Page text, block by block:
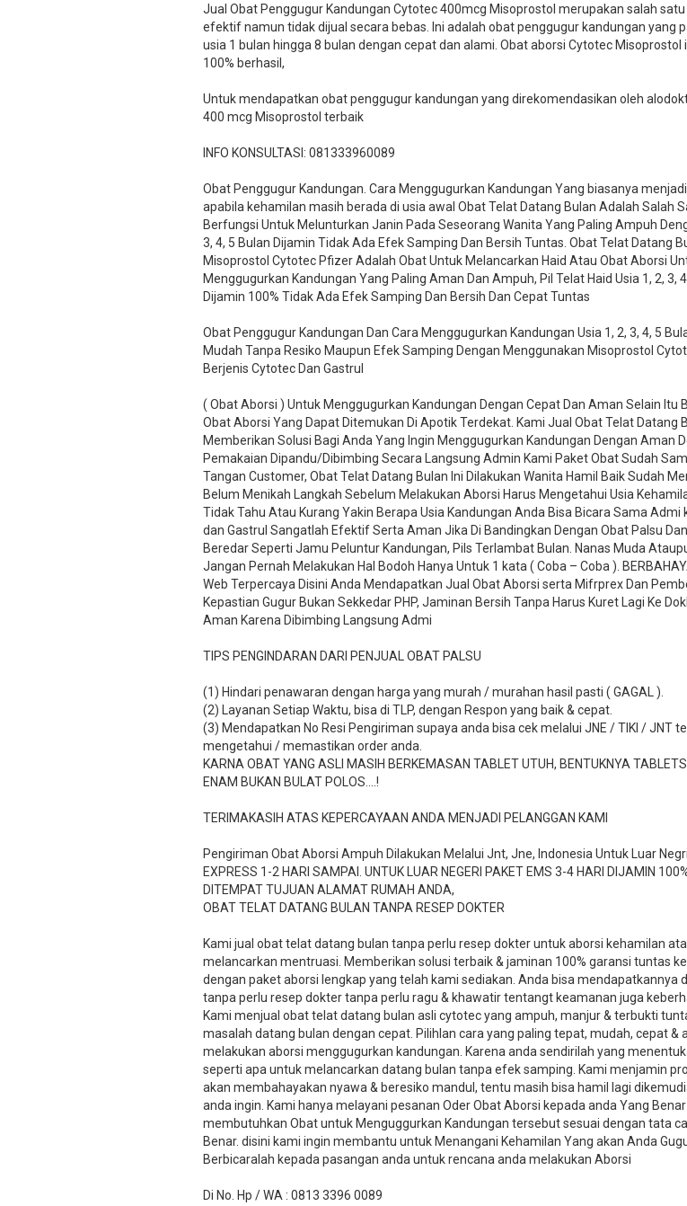
Jual Obat Penggugur Kandungan Cytotec 400mcg Misoprostol merupakan salah
efektif namun tidak dijual secara bebas. Ini adalah obat penggugur kandungan yang
usia 1 bulan hingga 8 bulan dengan cepat dan alami. Obat aborsi Cytotec Misoprostol
100% berhasil,
Untuk mendapatkan obat penggugur kandungan yang direkomendasikan oleh
400 mcg Misoprostol terbaik
INFO KONSULTASI: 081333960089
​Obat Penggugur Kandungan. Cara Menggugurkan Kandungan Yang biasanya
apabila kehamilan masih berada di usia awal Obat Telat Datang Bulan Adalah Salah
Berfungsi Untuk Melunturkan Janin Pada Seseorang Wanita Yang Paling Ampuh
3, 4, 5 Bulan Dijamin Tidak Ada Efek Samping Dan Bersih Tuntas. Obat Telat Datang
Misoprostol Cytotec Pfizer Adalah Obat Untuk Melancarkan Haid Atau Obat Aborsi
Menggugurkan Kandungan Yang Paling Aman Dan Ampuh, Pil Telat Haid Usia 1, 2, 3,
Dijamin 100% Tidak Ada Efek Samping Dan Bersih Dan Cepat Tuntas
Obat Penggugur Kandungan Dan Cara Menggugurkan Kandungan Usia 1, 2, 3, 4, 5
Mudah Tanpa Resiko Maupun Efek Samping Dengan Menggunakan Misoprostol
Berjenis Cytotec Dan Gastrul
( Obat Aborsi ) Untuk Menggugurkan Kandungan Dengan Cepat Dan Aman Selain Itu
Obat Aborsi Yang Dapat Ditemukan Di Apotik Terdekat. Kami Jual Obat Telat Datang
Memberikan Solusi Bagi Anda Yang Ingin Menggugurkan Kandungan Dengan Aman
Pemakaian Dipandu/Dibimbing Secara Langsung Admin Kami Paket Obat Sudah
Tangan Customer, Obat Telat Datang Bulan Ini Dilakukan Wanita Hamil Baik Sudah
Belum Menikah Langkah Sebelum Melakukan Aborsi Harus Mengetahui Usia
Tidak Tahu Atau Kurang Yakin Berapa Usia Kandungan Anda Bisa Bicara Sama Admi
dan Gastrul Sangatlah Efektif Serta Aman Jika Di Bandingkan Dengan Obat Palsu
Beredar Seperti Jamu Peluntur Kandungan, Pils Terlambat Bulan. Nanas Muda
Jangan Pernah Melakukan Hal Bodoh Hanya Untuk 1 kata ( Coba – Coba ).
Web Terpercaya Disini Anda Mendapatkan Jual Obat Aborsi serta Mifrprex Dan
Kepastian Gugur Bukan Sekkedar PHP, Jaminan Bersih Tanpa Harus Kuret Lagi Ke
Aman Karena Dibimbing Langsung Admi
TIPS PENGINDARAN DARI PENJUAL OBAT PALSU
(1) Hindari penawaran dengan harga yang murah / murahan hasil pasti ( GAGAL ).
(2) Layanan Setiap Waktu, bisa di TLP, dengan Respon yang baik & cepat.
(3) Mendapatkan No Resi Pengiriman supaya anda bisa cek melalui JNE / TIKI / JNT
mengetahui / memastikan order anda.
KARNA OBAT YANG ASLI MASIH BERKEMASAN TABLET UTUH, BENTUKNYA TABLETS
ENAM BUKAN BULAT POLOS….!
TERIMAKASIH ATAS KEPERCAYAAN ANDA MENJADI PELANGGAN KAMI
Pengiriman Obat Aborsi Ampuh Dilakukan Melalui Jnt, Jne, Indonesia Untuk Luar
EXPRESS 1-2 HARI SAMPAI. UNTUK LUAR NEGERI PAKET EMS 3-4 HARI DIJAMIN
DITEMPAT TUJUAN ALAMAT RUMAH ANDA,
OBAT TELAT DATANG BULAN TANPA RESEP DOKTER
Kami jual obat telat datang bulan tanpa perlu resep dokter untuk aborsi kehamilan
melancarkan mentruasi. Memberikan solusi terbaik & jaminan 100% garansi tuntas
dengan paket aborsi lengkap yang telah kami sediakan. Anda bisa mendapatkannya
tanpa perlu resep dokter tanpa perlu ragu & khawatir tentangt keamanan juga
Kami menjual obat telat datang bulan asli cytotec yang ampuh, manjur & terbukti
masalah datang bulan dengan cepat. Pilihlan cara yang paling tepat, mudah, cepat &
melakukan aborsi menggugurkan kandungan. Karena anda sendirilah yang
seperti apa untuk melancarkan datang bulan tanpa efek samping. Kami menjamin
akan membahayakan nyawa & beresiko mandul, tentu masih bisa hamil lagi
anda ingin. Kami hanya melayani pesanan Oder Obat Aborsi kepada anda Yang
membutuhkan Obat untuk Menguggurkan Kandungan tersebut sesuai dengan tata
Benar. disini kami ingin membantu untuk Menangani Kehamilan Yang akan Anda
Berbicaralah kepada pasangan anda untuk rencana anda melakukan Aborsi
Di No. Hp / WA : 0813 3396 0089